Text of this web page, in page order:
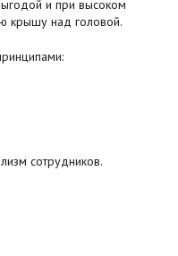
и при высоком
крышу над головой.
сотрудников.